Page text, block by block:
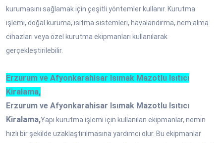
kurumasını sağlamak için çeşitli yöntemler kullanır. Kurutma
işlemi, doğal kuruma, ısıtma sistemleri, havalandırma, nem alma
cihazları veya özel kurutma ekipmanları kullanılarak
gerçekleştirilebilir.
Erzurum ve Afyonkarahisar Isımak Mazotlu Isıtıcı
Kiralama,
Erzurum ve Afyonkarahisar Isımak Mazotlu Isıtıcı
Kiralama,Yapı kurutma işlemi için kullanılan ekipmanlar, nemin
hızlı bir şekilde uzaklaştırılmasına yardımcı olur. Bu ekipmanlar